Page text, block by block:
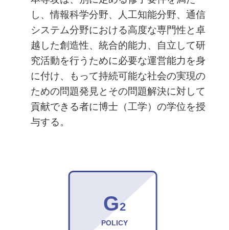
し、情報科学分野、人工知能分野、通信
システム分野における高度な専門性と卓
越した創造性、統合的能力、自立して研
究活動を行うために必要な運営能力を身
に付け、もって持続可能な社会の実現の
ための問題発見とその問題解決に対して
貢献できる者に博士（工学）の学位を授
与する。
G2
POLICY